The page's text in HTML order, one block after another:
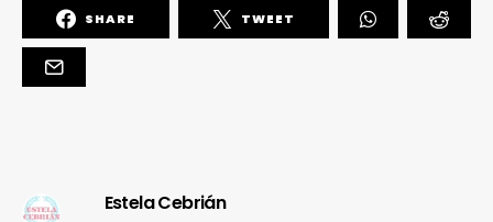
SHARE TWEET
Estela Cebrián